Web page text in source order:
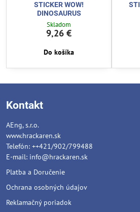
STICKER WOW!
DINOSAURUS
Skladom
9,26 €
Do košíka
Kontakt
AEng, s.r.o.
www.hrackaren.sk
Telefón: ++421/902/799488
E-mail: info@hrackaren.sk
Platba a Doručenie
Ochrana osobných údajov
Reklamačný poriadok